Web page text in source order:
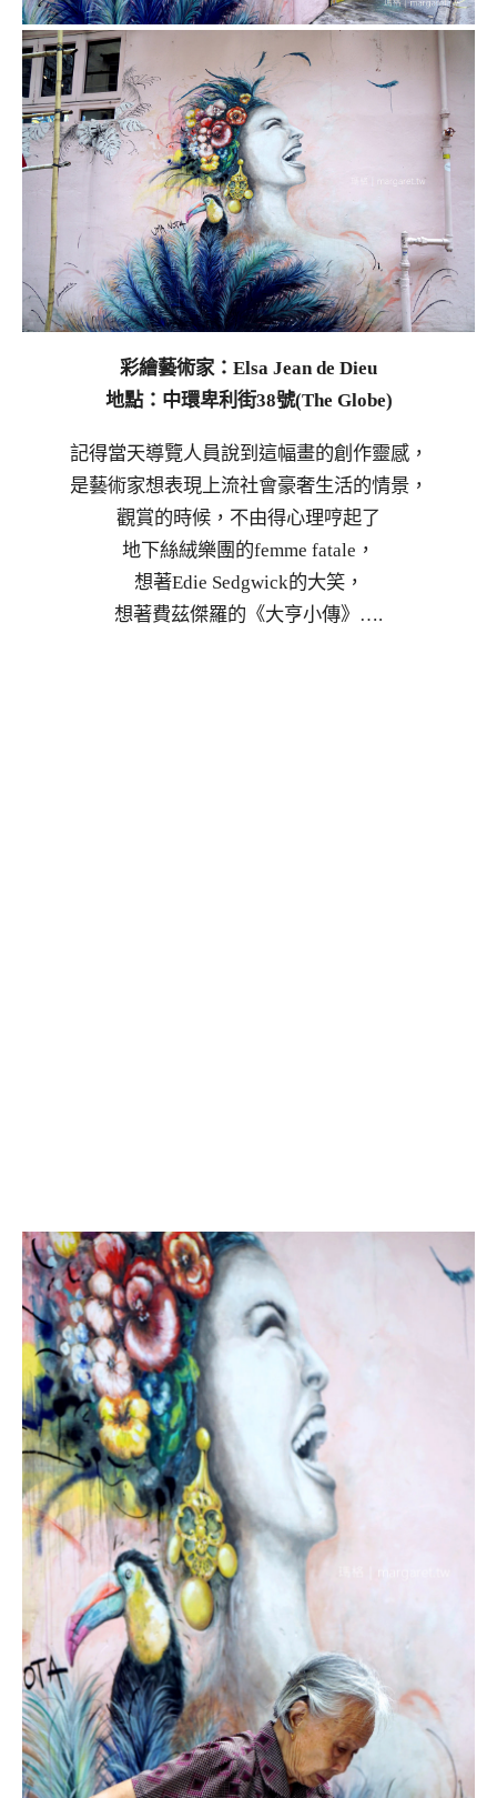
彩繪藝術家：Elsa Jean de Dieu
地點：中環卑利街38號(The Globe)
記得當天導覽人員說到這幅畫的創作靈感，
是藝術家想表現上流社會豪奢生活的情景，
觀賞的時候，不由得心理哼起了
地下絲絨樂團的femme fatale，
想著Edie Sedgwick的大笑，
想著費茲傑羅的《大亨小傳》….